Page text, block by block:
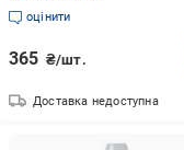
оцінити
365 ₴/шт.
Доставка недоступна